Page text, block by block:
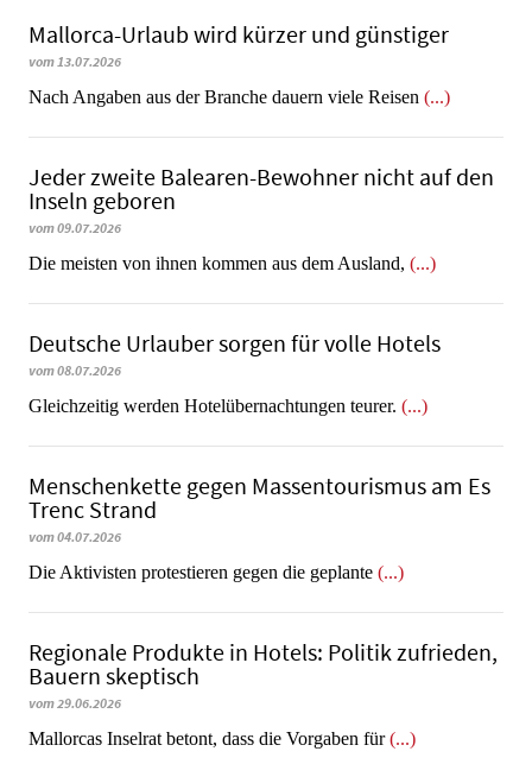
Mallorca-Urlaub wird kürzer und günstiger
vom 13.07.2026
Nach Angaben aus der Branche dauern viele Reisen (...)
Jeder zweite Balearen-Bewohner nicht auf den
Inseln geboren
vom 09.07.2026
Die meisten von ihnen kommen aus dem Ausland, (...)
Deutsche Urlauber sorgen für volle Hotels
vom 08.07.2026
Gleichzeitig werden Hotelübernachtungen teurer. (...)
Menschenkette gegen Massentourismus am Es
Trenc Strand
vom 04.07.2026
Die Aktivisten protestieren gegen die geplante (...)
Regionale Produkte in Hotels: Politik zufrieden,
Bauern skeptisch
vom 29.06.2026
Mallorcas Inselrat betont, dass die Vorgaben für(...)